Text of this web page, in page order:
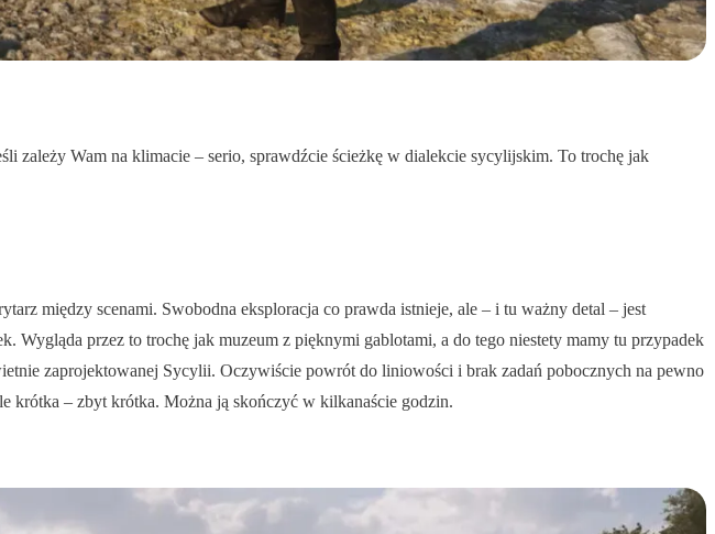
zależy Wam na klimacie – serio, sprawdźcie ścieżkę w dialekcie sycylijskim. To trochę jak
między scenami. Swobodna eksploracja co prawda istnieje, ale – i tu ważny detal – jest
przez to trochę jak muzeum z pięknymi gablotami, a do tego niestety mamy tu przypadek
zaprojektowanej Sycylii. Oczywiście powrót do liniowości i brak zadań pobocznych na pewno
krótka – zbyt krótka. Można ją skończyć w kilkanaście godzin.